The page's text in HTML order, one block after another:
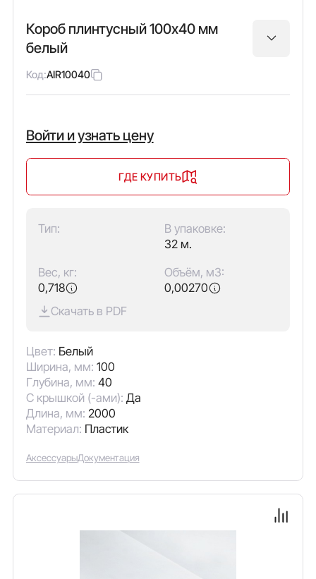
Короб плинтусный 100х40 мм
белый
Код:AIR10040
Войти и узнать цену
ГДЕ КУПИТЬ
Тип:
В упаковке:
32 м.
Вес, кг:
0,718
Объём, м3:
0,00270
Скачать в PDF
Цвет: Белый
Ширина, мм: 100
Глубина, мм: 40
С крышкой (-ами): Да
Длина, мм: 2000
Материал: Пластик
АксессуарыДокументация